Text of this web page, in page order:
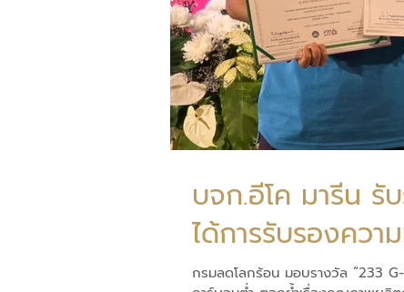
บจก.อีโค มารีน
ได้การรับรองคว
กรมลดโลกร้อน มอบรางวัล “233